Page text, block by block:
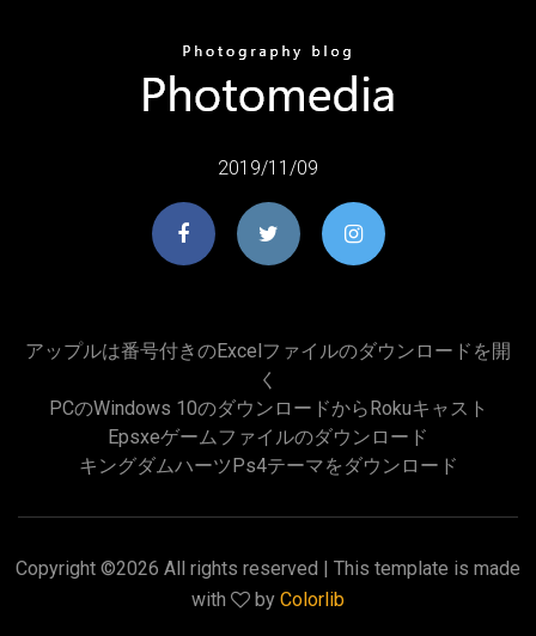
2019/11/09
アップルは番号付きのExcelファイルのダウンロードを開
く
PCのWindows 10のダウンロードからRokuキャスト
Epsxeゲームファイルのダウンロード
キングダムハーツps4テーマをダウンロード
Copyright ©2026 All rights reserved | This template is made
with
by Colorlib